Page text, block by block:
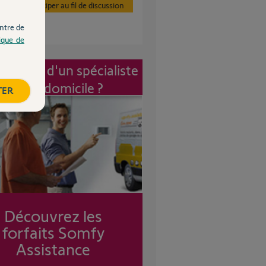
Participer au fil de discussion
d'un spécialiste
à mon domicile ?
Découvrez les
forfaits Somfy
Assistance
de
de